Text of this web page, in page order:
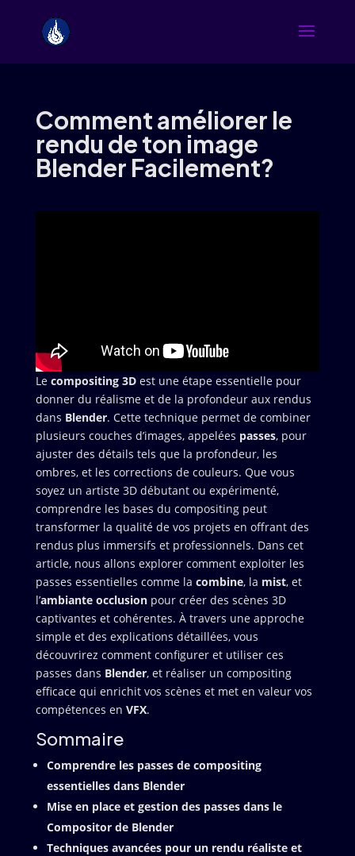
Comment améliorer le
rendu de ton image
Blender Facilement?
Le compositing 3Dest une étape essentielle pour
donner du réalisme et de la profondeur aux rendus
dans Blender. Cette technique permet de combiner
plusieurs couches d’images, appelées passes, pour
ajuster des détails tels que la profondeur, les
ombres, et les corrections de couleurs. Que vous
soyez un artiste 3D débutant ou expérimenté,
comprendre les bases du compositing peut
transformer la qualité de vos projets en offrant des
rendus plus immersifs et professionnels. Dans cet
article, nous allons explorer comment exploiter les
passes essentielles comme la combine, la mist, et
l’ambiante occlusionpour créer des scènes 3D
captivantes et cohérentes. À travers une approche
simple et des explications détaillées, vous
découvrirez comment configurer et utiliser ces
passes dans Blender, et réaliser un compositing
efficace qui enrichit vos scènes et met en valeur vos
compétences en VFX.
Sommaire
Comprendre les passes de compositing
essentielles dans Blender
Mise en place et gestion des passes dans le
Compositor de Blender
Techniques avancées pour un rendu réaliste et